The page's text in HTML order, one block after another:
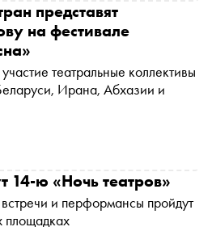
представят
на фестивале
театральные коллективы
Ирана, Абхазии и
14-ю «Ночь театров»
и перформансы пройдут
площадках